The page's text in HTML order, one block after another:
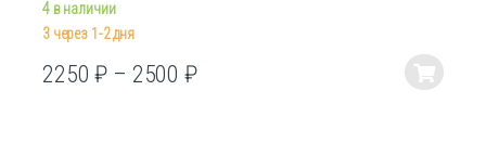
4 в наличии
3 через 1-2 дня
2250₽ – 2500₽
Этот